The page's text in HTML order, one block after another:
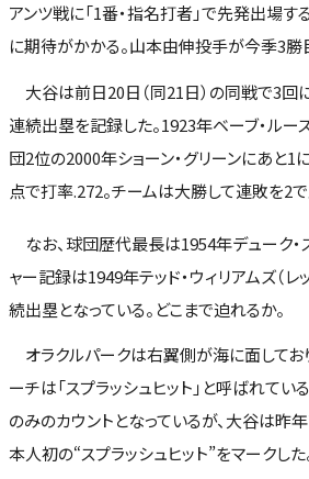
アンツ戦に「1番・指名打者」で先発出場す
に期待がかかる。山本由伸投手が今季3勝
大谷は前日20日（同21日）の同戦で3回
連続出塁を記録した。1923年ベーブ・ルー
団2位の2000年ショーン・グリーンにあと1
点で打率.272。チームは大勝して連敗を2で
なお、球団歴代最長は1954年デューク・
ャー記録は1949年テッド・ウィリアムズ（レ
続出塁となっている。どこまで迫れるか。
オラクルパークは右翼側が海に面してお
ーチは「スプラッシュヒット」と呼ばれてい
のみのカウントとなっているが、大谷は昨
本人初の“スプラッシュヒット”をマークした